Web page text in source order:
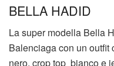
BELLA HADID
La super modella Bella
Balenciaga con un outfit
nero, crop top bianco e